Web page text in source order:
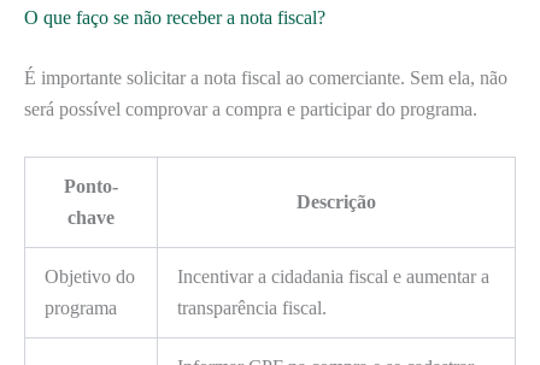
O que faço se não receber a nota fiscal?
É importante solicitar a nota fiscal ao comerciante. Sem ela, não
será possível comprovar a compra e participar do programa.
Ponto-
chave
Descrição
Objetivo do
programa
Incentivar a cidadania fiscal e aumentar a
transparência fiscal.